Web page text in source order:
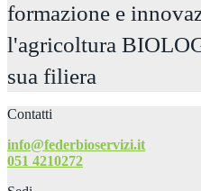
formazione e
l'agricoltura
sua filiera
Contatti
info@federbioservizi.it
051 4210272